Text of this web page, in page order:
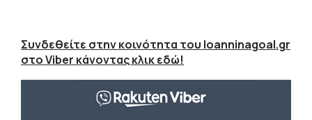
Συνδεθείτε στην κοινότητα του Ioanninagoal.gr
στο Viber κάνοντας κλικ εδώ!